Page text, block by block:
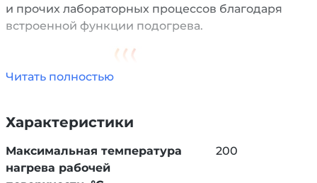
и прочих лабораторных процессов благодаря
встроенной функции подогрева.
Прибор небольшого размера, подходит для
перемешивания и одновременного нагревания
до 2 л жидкости. Идеален для работы с
Читать полностью
Характеристики
Максимальная температура
нагрева рабочей
200